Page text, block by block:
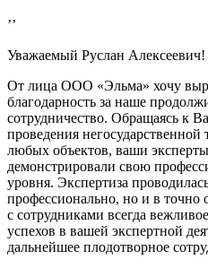
’’
Уважаемый Руслан Алексеевич!
От лица ООО «Эльма» хочу
благодарность за наше
сотрудничество. Обращаясь к
проведения негосударственной
любых объектов, ваши
демонстрировали свою
уровня. Экспертиза
профессионально, но и в
с сотрудниками всегда
успехов в вашей экспертной
дальнейшее плодотворное